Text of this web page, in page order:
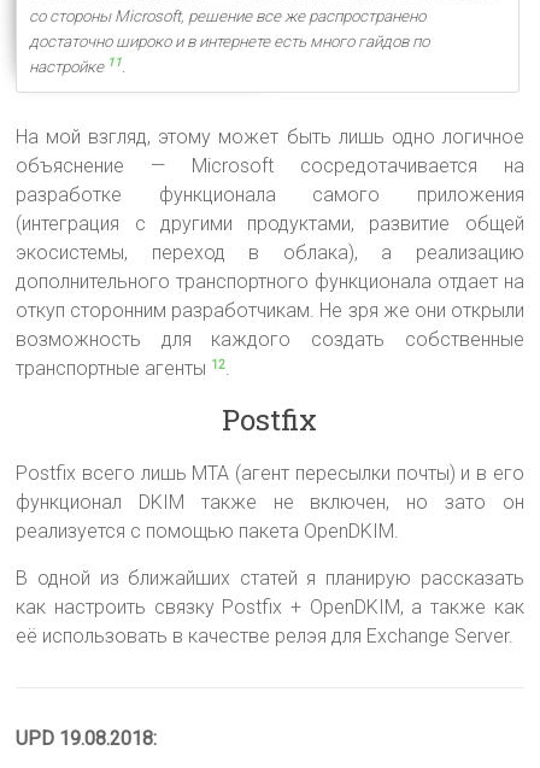
со стороны Microsoft, решение все же распространено
достаточно широко и в интернете есть много гайдов по
настройке 11.
На мой взгляд, этому может быть лишь одно логичное
объяснение — Microsoft сосредотачивается на
разработке функционала самого приложения
(интеграция с другими продуктами, развитие общей
экосистемы, переход в облака), а реализацию
дополнительного транспортного функционала отдает на
откуп сторонним разработчикам. Не зря же они открыли
возможность для каждого создать собственные
транспортные агенты 12.
Postfix
Postfix всего лишь MTA (агент пересылки почты) и в его
функционал DKIM также не включен, но зато он
реализуется с помощью пакета OpenDKIM.
В одной из ближайших статей я планирую рассказать
как настроить связку Postfix + OpenDKIM, а также как
её использовать в качестве релэя для Exchange Server.
UPD 19.08.2018: